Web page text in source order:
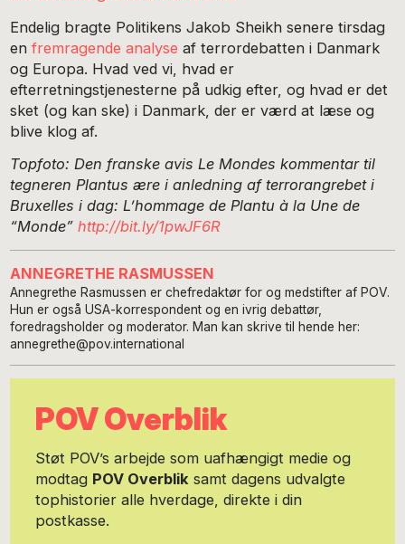
Endelig bragte Politikens Jakob Sheikh senere tirsdag
enfremragende analyse af terrordebatten i Danmark
og Europa. Hvad ved vi, hvad er
efterretningstjenesterne på udkig efter, og hvad er det
sket (og kan ske) i Danmark, der er værd at læse og
blive klog af.
Topfoto: Den franske avis Le Mondes kommentar til
tegnerenPlantus ære i anledning af terrorangrebet i
Bruxelles i dag: L’hommage de Plantu à la Une de
“Monde”http://bit.ly/1pwJF6R
ANNEGRETHE RASMUSSEN
Annegrethe Rasmussen er chefredaktør for og medstifter af POV.
Hun er også USA-korrespondent og en ivrig debattør,
foredragsholder og moderator. Man kan skrive til hende her:
annegrethe@pov.international
POV Overblik
Støt POV’s arbejde som uafhængigt medie og
modtag POV Overblik samt dagens udvalgte
tophistorier alle hverdage, direkte i din
postkasse.